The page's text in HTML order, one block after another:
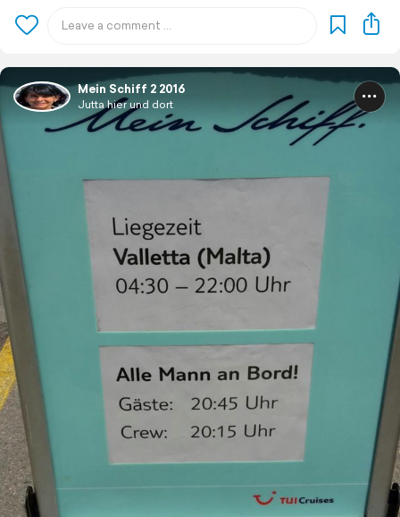
Mein Schiff 2 2016
Jutta hier und dort